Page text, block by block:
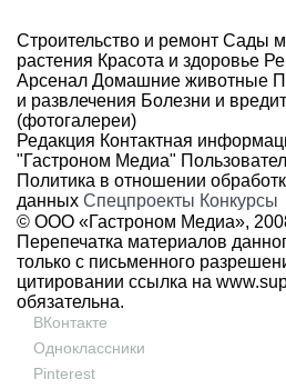
Строительство и ремонт Сады
растения Красота и здоровье
Арсенал Домашние животные
и развлечения Болезни и
(фотогалереи)
Редакция Контактная
"Гастроном Медиа"
Политика в отношении
данных Спецпроекты Конкурсы
© ООО «Гастроном Медиа»,
Перепечатка материалов
только с письменного
цитировании ссылка на
обязательна.
ВКонтакте
Одноклассники
Pinterest